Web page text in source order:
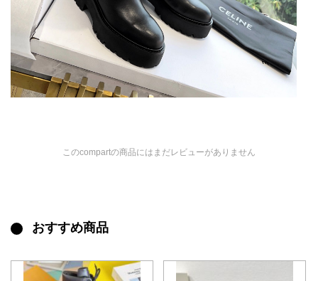
このcompartの商品にはまだレビューがありません
おすすめ商品